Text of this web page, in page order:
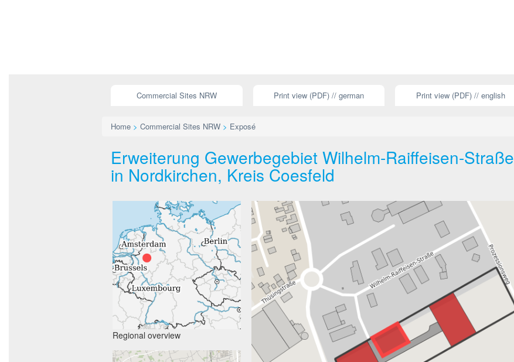
Commercial Sites NRW Print view (PDF) // german Print view (PDF) // english
Home > Commercial Sites NRW > Exposé
Erweiterung Gewerbegebiet Wilhelm-Raiffeisen-Straße
in Nordkirchen, Kreis Coesfeld
Regional overview